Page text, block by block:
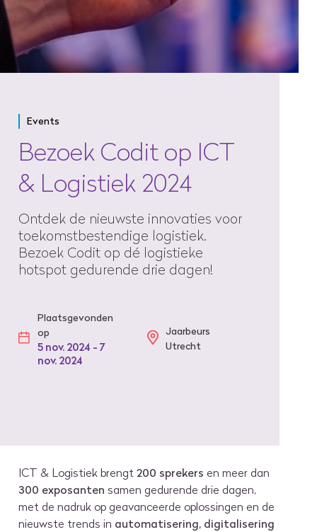
Events
Bezoek Codit op ICT
& Logistiek 2024
Ontdek de nieuwste innovaties voor
toekomstbestendige logistiek.
Bezoek Codit op dé logistieke
hotspot gedurende drie dagen!
Plaatsgevonden
op
5 nov. 2024 - 7
nov. 2024
Jaarbeurs
Utrecht
ICT & Logistiek brengt200 sprekers en meer dan
300 exposanten samen gedurende drie dagen,
met de nadruk op geavanceerde oplossingen en de
nieuwste trends in automatisering, digitalisering